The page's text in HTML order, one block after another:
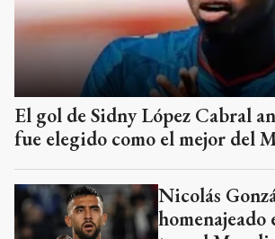
El gol de Sidny López Cabral
fue elegido como el mejor del
Nicolás
homenajeado